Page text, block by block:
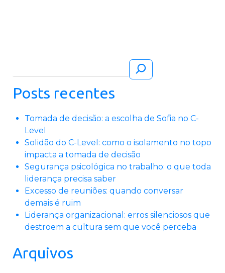
Posts recentes
Tomada de decisão: a escolha de Sofia no C-
Level
Solidão do C-Level: como o isolamento no topo
impacta a tomada de decisão
Segurança psicológica no trabalho: o que toda
liderança precisa saber
Excesso de reuniões: quando conversar
demais é ruim
Liderança organizacional: erros silenciosos que
destroem a cultura sem que você perceba
Arquivos